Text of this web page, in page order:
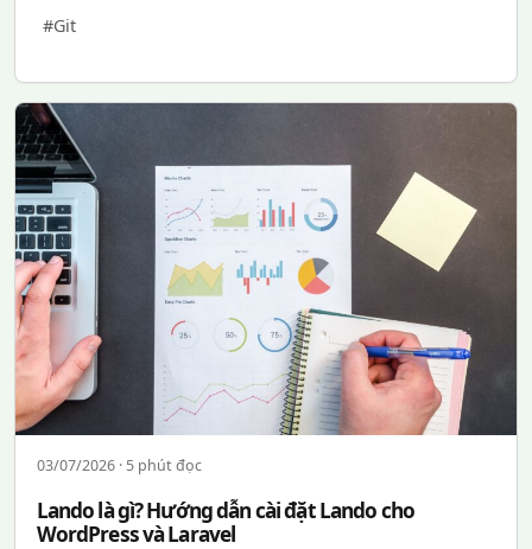
#Git
03/07/2026 · 5 phút đọc
Lando là gì? Hướng dẫn cài đặt Lando cho
WordPress và Laravel